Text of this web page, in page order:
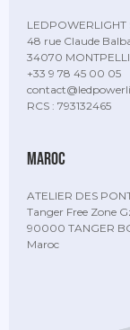
LEDPOWERLIGHT
48 rue Claude
34070
+33 9 78 45 00 05
RCS : 793132465
maroc
ATELIER DES
Tanger Free Zone
90000 TANGER
Maroc